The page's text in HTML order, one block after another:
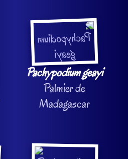
Pachypodium geayi
Palmier de
Madagascar